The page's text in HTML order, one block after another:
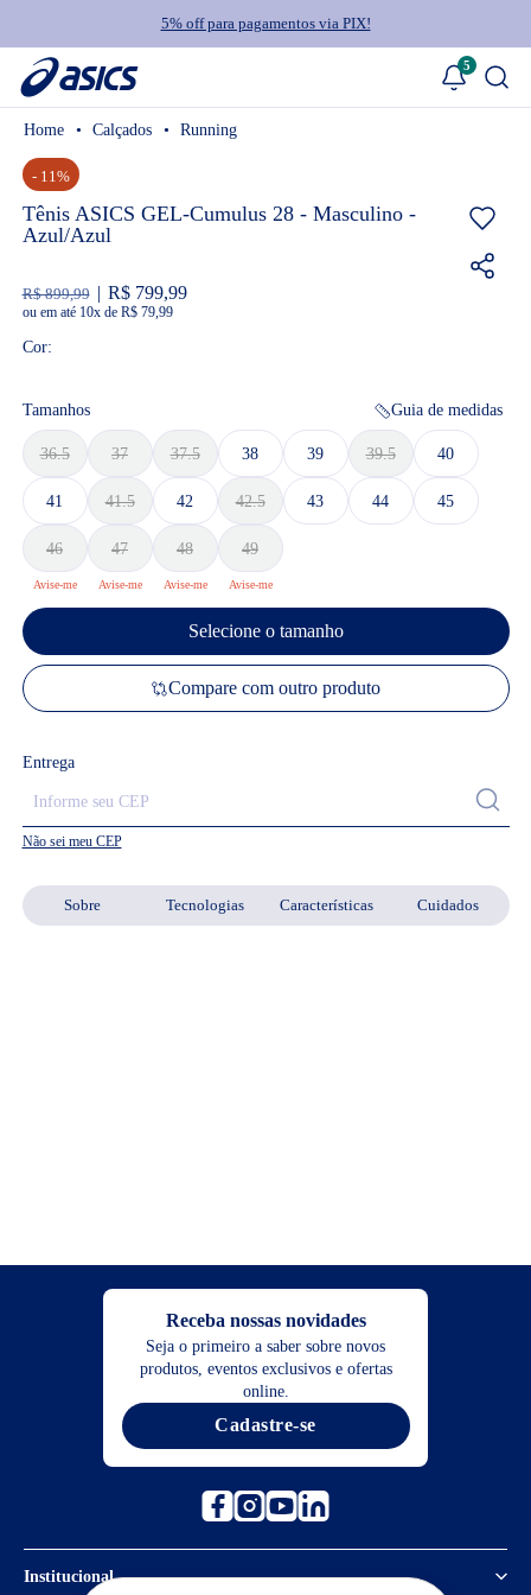
5% off para pagamentos via PIX!
5
Sobre Tecnologias Características Cuidados
Calçados Running
- 11%
Tênis ASICS GEL-Cumulus 28 - Masculino -
Azul/Azul
R$ 899,99 R$ 799,99
ou 10xde R$ 79,99
Cor:
Tamanhos Guia de medidas
36.5 37 37.5 38 39 39.5 40
41 41.5 42 42.5 43 44 45
46 47 48 49
Selecione o tamanho
Compare com outro produto
Entrega
Não sei meu CEP
Receba nossas novidades
Seja o primeiro a saber sobre novos
produtos, eventos exclusivos e ofertas
online.
Cadastre-se
Institucional